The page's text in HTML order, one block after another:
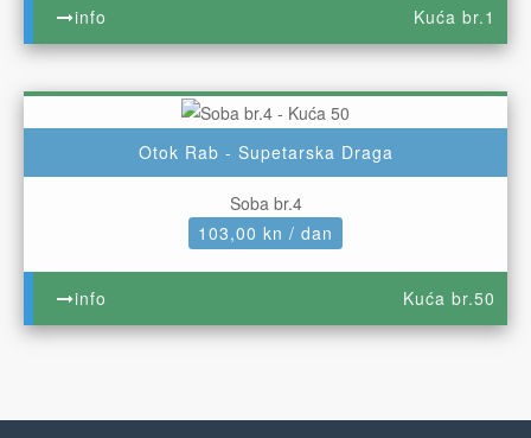
Kuća br.1
info
Kuća br.50
Otok Rab - Supetarska Draga
Soba br.4
103,00 kn / dan
info